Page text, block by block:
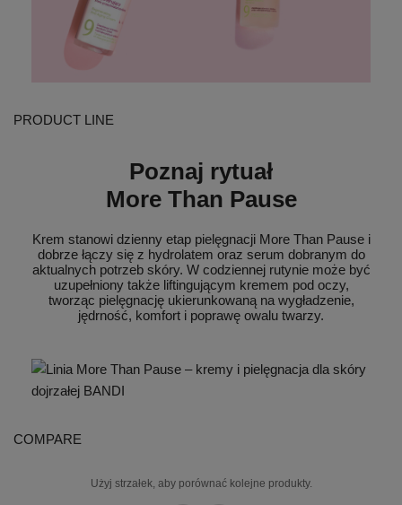
PRODUCT LINE
Poznaj rytuał
More Than Pause
Krem stanowi dzienny etap pielęgnacji More Than Pause i
dobrze łączy się z hydrolatem oraz serum dobranym do
aktualnych potrzeb skóry. W codziennej rutynie może być
uzupełniony także liftingującym kremem pod oczy,
tworząc pielęgnację ukierunkowaną na wygładzenie,
jędrność, komfort i poprawę owalu twarzy.
COMPARE
Użyj strzałek, aby porównać kolejne produkty.